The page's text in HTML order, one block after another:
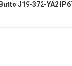
Butto J19-372-YA2